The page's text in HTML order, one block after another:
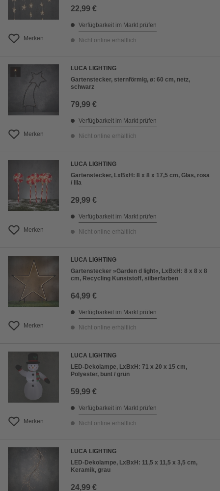
Merken
22,99 €
Verfügbarkeit im Markt prüfen
Nicht online erhältlich
Merken
LUCA LIGHTING
Gartenstecker, sternförmig, ø: 60 cm, netz,
schwarz
79,99 €
Verfügbarkeit im Markt prüfen
Nicht online erhältlich
Merken
LUCA LIGHTING
Gartenstecker, LxBxH: 8 x 8 x 17,5 cm, Glas, rosa
/ lila
29,99 €
Verfügbarkeit im Markt prüfen
Nicht online erhältlich
Merken
LUCA LIGHTING
Gartenstecker »Garden d light«, LxBxH: 8 x 8 x 8
cm, Recycling Kunststoff, silberfarben
64,99 €
Verfügbarkeit im Markt prüfen
Nicht online erhältlich
Merken
LUCA LIGHTING
LED-Dekolampe, LxBxH: 71 x 20 x 15 cm,
Polyester, bunt / grün
59,99 €
Verfügbarkeit im Markt prüfen
Nicht online erhältlich
LUCA LIGHTING
LED-Dekolampe, LxBxH: 11,5 x 11,5 x 3,5 cm,
Keramik, grau
24,99 €